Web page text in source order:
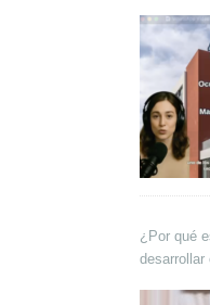
¿Por qué
desarrollar